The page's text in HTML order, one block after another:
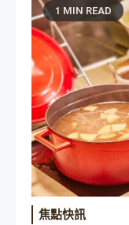
1 MIN READ
焦點快訊